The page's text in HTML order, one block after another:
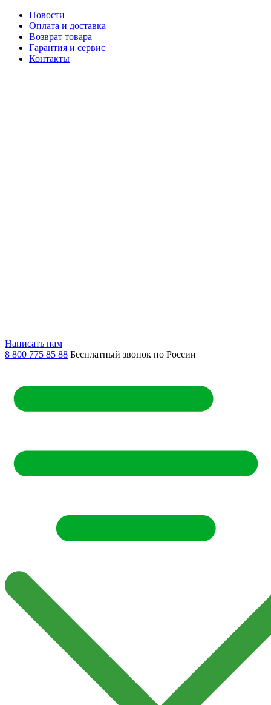
Новости
Оплата и доставка
Возврат товара
Гарантия и сервис
Контакты
Написать нам
8 800 775 85 88 Бесплатный звонок по России